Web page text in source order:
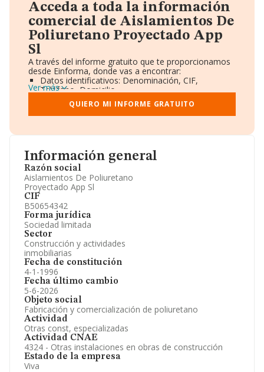
Información general
Razón social
Aislamientos De Poliuretano
Proyectado App Sl
CIF
B50654342
Forma jurídica
Sociedad limitada
Sector
Construcción y actividades
inmobiliarias
Fecha de constitución
4-1-1996
Fecha último cambio
5-6-2026
Objeto social
Fabricación y comercialización de poliuretano
Actividad
Otras const, especializadas
Actividad CNAE
4324 - Otras instalaciones en obras de construcción
Estado de la empresa
Viva
Acceda a toda la información
comercial de Aislamientos De
Poliuretano Proyectado App
Sl
A través del informe gratuito que te proporcionamos
desde Einforma, donde vas a encontrar:
Datos identificativos: Denominación, CIF,
Teléfono, Domicilio.
Informe Mercantil Completo (BORME).
Gráficos de Evolución Ventas y Empleados.
Consejo de Administración y Administradores.
Accionistas.
Artículos de prensa publicados sobre la empresa.
Información oficial y registral complementaria.
Ver más
QUIERO MI INFORME GRATUITO